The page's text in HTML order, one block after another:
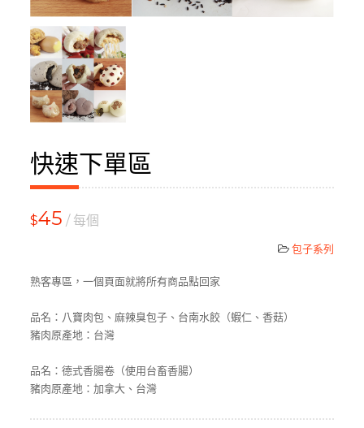
快速下單區
$45 / 每個
包子系列
熟客專區，一個頁面就將所有商品點回家
品名：八寶肉包、麻辣臭包子、台南水餃（蝦仁、香菇）
豬肉原產地：台灣
品名：德式香腸卷（使用台畜香腸）
豬肉原產地：加拿大、台灣